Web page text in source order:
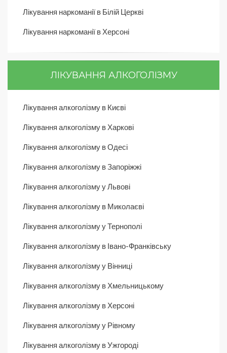
Лікування наркоманії в Білій Церкві
Лікування наркоманії в Херсоні
ЛІКУВАННЯ АЛКОГОЛІЗМУ
Лікування алкоголізму в Києві
Лікування алкоголізму в Харкові
Лікування алкоголізму в Одесі
Лікування алкоголізму в Запоріжжі
Лікування алкоголізму у Львові
Лікування алкоголізму в Миколаєві
Лікування алкоголізму у Тернополі
Лікування алкоголізму в Івано-Франківську
Лікування алкоголізму у Вінниці
Лікування алкоголізму в Хмельницькому
Лікування алкоголізму в Херсоні
Лікування алкоголізму у Рівному
Лікування алкоголізму в Ужгороді